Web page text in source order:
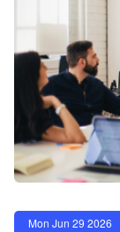
Mon Jun 29 2026